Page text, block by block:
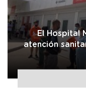
El Hospital
atención